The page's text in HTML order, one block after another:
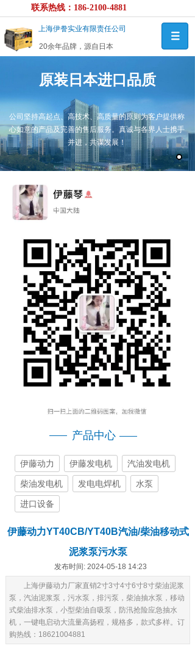
联系热线：186-2100-4881
上海伊誊实业有限责任公司
20余年品牌，源自日本
原装日本进口品质
公司坚持高起点、高技术、高质量的原则为客户提供称
心如意的产品及完善的售后服务。真诚与各界人士携手
并进，共谋发展！
产品中心
伊藤动力 伊藤发电机 汽油发电机
柴油发电机 发电电焊机 水泵
进口设备
伊藤动力YT40CB/YT40B汽油/柴油移动式
泥浆泵污水泵
发布时间: 2024-05-18 14:23
上海伊藤动力厂家直销2寸3寸4寸6寸8寸柴油泥浆
泵，汽油泥浆泵，污水泵，排污泵，柴油抽水泵，移动
式柴油排水泵，小型柴油自吸泵，防汛抢险应急抽水
机，一键电启动大流量高扬程，规格多，款式多样。订
购热线：18621004881